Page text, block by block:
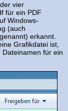
vier
für ein PDF
Windows-
(auch
erkannt.
Grafikdatei ist,
für ein